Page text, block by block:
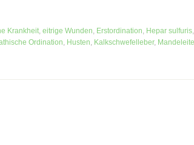
Krankheit, eitrige Wunden, Erstordination, Hepar sulfuris,
Ordination, Husten, Kalkschwefelleber,